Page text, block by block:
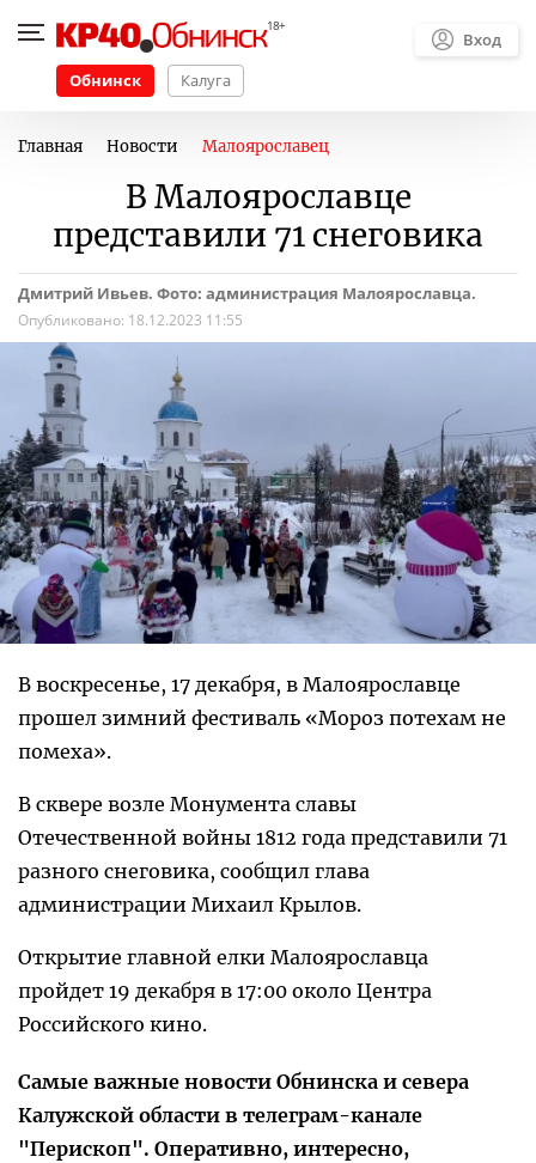
Обнинск Калуга
Вход
Главная Новости Малоярославец
В Малоярославце
представили 71 снеговика
Дмитрий Ивьев. Фото: администрация Малоярославца.
Опубликовано: 18.12.2023 11:55
В воскресенье, 17 декабря, в Малоярославце
прошел зимний фестиваль «Мороз потехам не
помеха».
В сквере возле Монумента славы
Отечественной войны 1812 года представили 71
разного снеговика, сообщил глава
администрации Михаил Крылов.
Открытие главной елки Малоярославца
пройдет 19 декабря в 17:00 около Центра
Российского кино.
Самые важные новости Обнинска и севера
Калужской области в телеграм-канале
"Перископ". Оперативно, интересно,